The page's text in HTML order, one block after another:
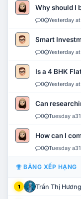
Why should I
0 Yesterday
Smart
0 Yesterday
Is a 4 BHK
0 Yesterday
Can
0 Tuesday
How can I
0 Tuesday
BẢNG XẾP HẠNG
1 Trần Thị Hương